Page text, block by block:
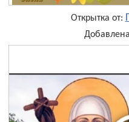
Открытка от: